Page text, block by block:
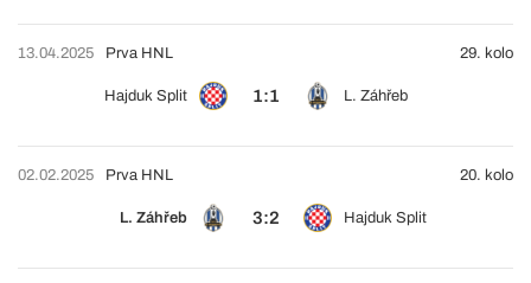
13.04.2025
Hajduk Split 1:1 L. Záhřeb
Prva HNL 29. kolo
02.02.2025
L. Záhřeb 3:2 Hajduk Split
Prva HNL 20. kolo